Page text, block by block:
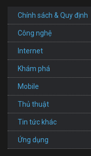
Chính sách & Quy định
Công nghệ
Internet
Khám phá
Mobile
Thủ thuật
Tin tức khác
Ứng dụng